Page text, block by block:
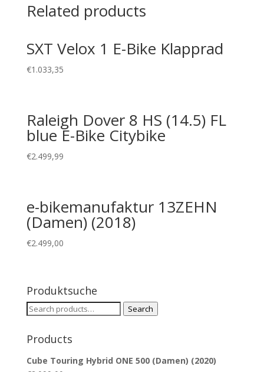
Related products
SXT Velox 1 E-Bike Klapprad
€1.033,35
Raleigh Dover 8 HS (14.5) FL
blue E-Bike Citybike
€2.499,99
e-bikemanufaktur 13ZEHN
(Damen) (2018)
€2.499,00
Produktsuche
Search
Search
Products
Cube Touring Hybrid ONE 500 (Damen) (2020)